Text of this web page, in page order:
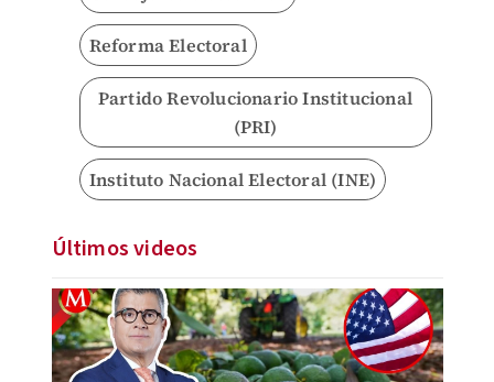
Reforma Electoral
Partido Revolucionario Institucional
(PRI)
Instituto Nacional Electoral (INE)
Últimos videos